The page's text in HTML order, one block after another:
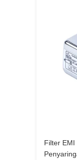
Filter EMI